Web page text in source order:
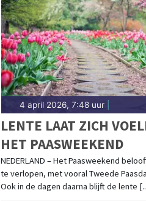
4 april 2026, 7:48 uur|
LENTE LAAT ZICH
HET PAASWEEKEND
NEDERLAND – Het Paasweekend
te verlopen, met vooral Tweede
Ook in de dagen daarna blijft de lente